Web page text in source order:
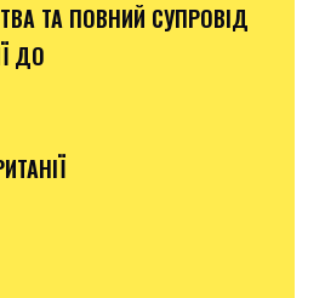
ТА ПОВНИЙ СУПРОВІД
ДО